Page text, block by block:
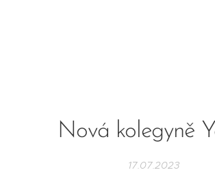
Nová kolegyně
17.07.2023